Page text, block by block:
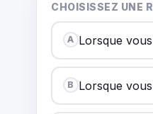
CHOISISSEZ UNE
A Lorsque
B Lorsque